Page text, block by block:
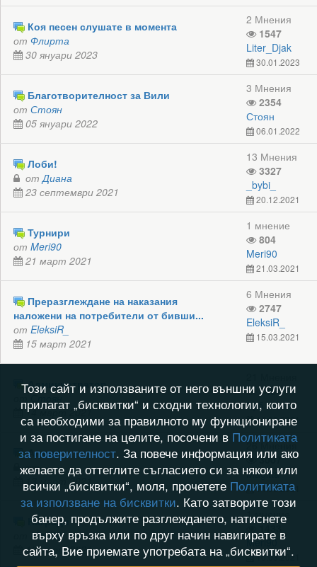
Коя песен слушате в момента
от Флирта
30 януари 2023
2 Мнения
1547
Liter_Djak
30.01.2023
Благотворителност за Вили
от Стоян
05 януари 2022
3 Мнения
2354
Стоян
06.01.2022
Лоби!
отДиана
23 септември 2021
13 Мнения
3327
_bybi_
20.12.2021
Турнири
от Meri90
21 март 2021
1 мнение
804
Meri90
21.03.2021
Преразглеждане на наказания
наложени на потребители от бивши...
от EleksiR_
15 март 2021
6 Мнения
2747
EleksiR_
15.03.2021
Администратор
14 март 2021
3434
Буб
14.03.2021
Админ
от
13 март 2021
26 Мнения
3007
Magitta
14.03.2021
Награди
Meri90
10 март 2021
1 мнение
Meri90
10.03.2021
Този сайт и използваните от него външни услуги
прилагат „бисквитки“ и сходни технологии, които
са необходими за правилното му функциониране
и за постигане на целите, посочени в Политиката
за поверителност. За повече информация или ако
желаете да оттеглите съгласието си за някои или
всички „бисквитки“, моля, прочетете Политиката
за използване на бисквитки. Като затворите този
банер, продължите разглеждането, натиснете
върху връзка или по друг начин навигирате в
сайта, Вие приемате употребата на „бисквитки“.